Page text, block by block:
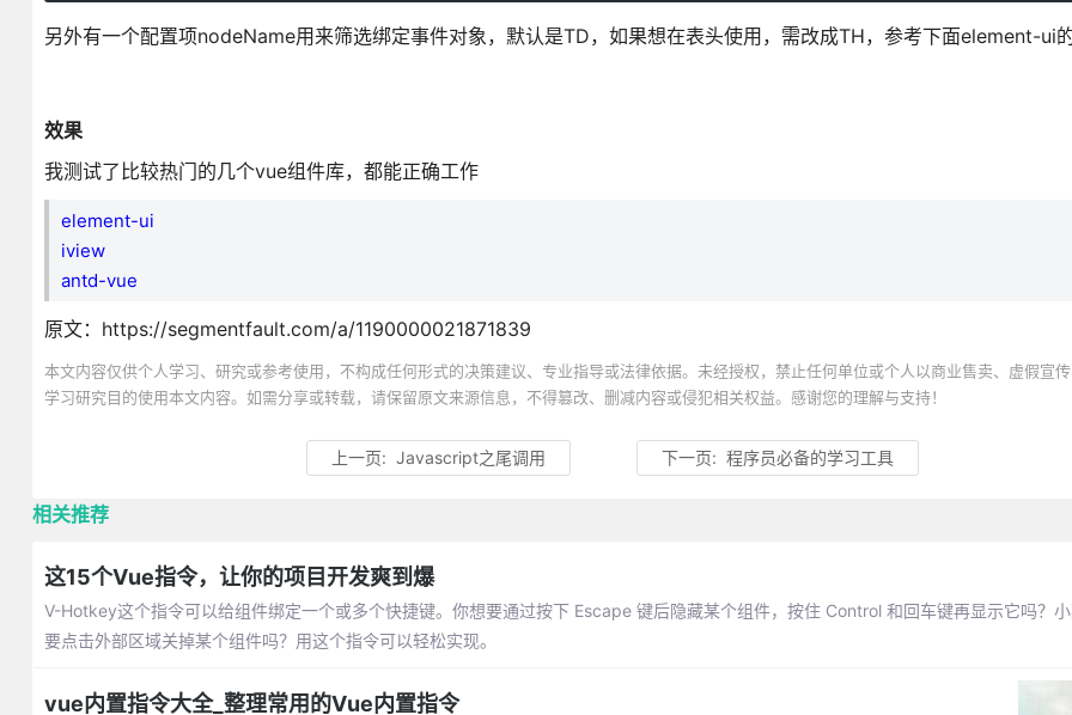
另外有一个配置项nodeName用来筛选绑定事件对象，默认是TD，如果想在表头使用，需改成TH，参考下面element-ui
效果
我测试了比较热门的几个vue组件库，都能正确工作
element-ui
iview
antd-vue
原文：https://segmentfault.com/a/1190000021871839
本文内容仅供个人学习、研究或参考使用，不构成任何形式的决策建议、专业指导或法律依据。未经授权，禁止任何单位或个人以商业售卖、虚假宣
学习研究目的使用本文内容。如需分享或转载，请保留原文来源信息，不得篡改、删减内容或侵犯相关权益。感谢您的理解与支持！
上一页: Javascript之尾调用 下一页: 程序员必备的学习工具
相关推荐
这15个Vue指令，让你的项目开发爽到爆
V-Hotkey这个指令可以给组件绑定一个或多个快捷键。你想要通过按下 Escape 键后隐藏某个组件，按住 Control 和回车键再显示它吗？
要点击外部区域关掉某个组件吗？用这个指令可以轻松实现。
vue内置指令大全_整理常用的Vue内置指令